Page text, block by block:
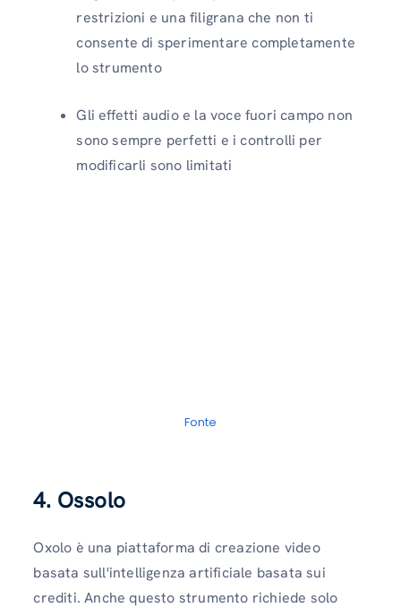
restrizioni e una filigrana che non ti
consente di sperimentare completamente
lo strumento
Gli effetti audio e la voce fuori campo non
sono sempre perfetti e i controlli per
modificarli sono limitati
Fonte
4. Ossolo
Oxolo è una piattaforma di creazione video
basata sull'intelligenza artificiale basata sui
crediti. Anche questo strumento richiede solo